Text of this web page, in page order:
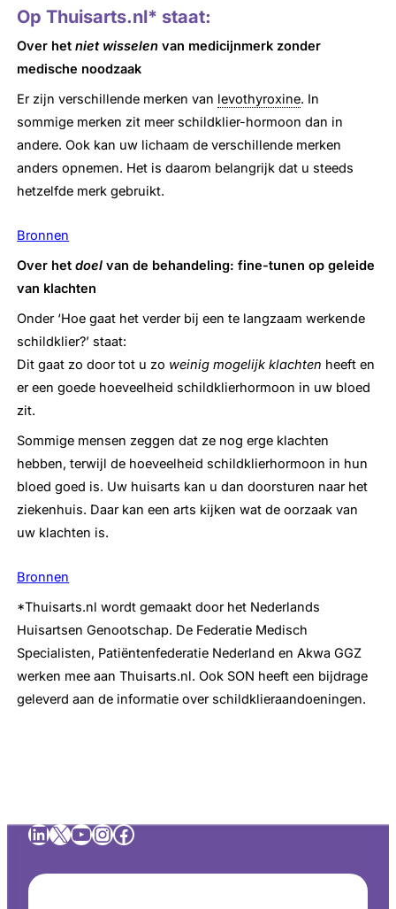
Op Thuisarts.nl* staat:
Over hetniet wisselenvan medicijnmerk zonder
medische noodzaak
Er zijn verschillende merken van levothyroxine. In
sommige merken zit meer schildklier-hormoon dan in
andere. Ook kan uw lichaam de verschillende merken
anders opnemen. Het is daarom belangrijk dat u steeds
hetzelfde merk gebruikt.
Bronnen
Over hetdoel van de behandeling: fine-tunen op geleide
van klachten
Onder ‘Hoe gaat het verder bij een te langzaam werkende
schildklier?’ staat:
Dit gaat zo door tot u zo weinig mogelijk klachten heeft en
er een goede hoeveelheid schildklierhormoon in uw bloed
zit.
Sommige mensen zeggen dat ze nog erge klachten
hebben, terwijl de hoeveelheid schildklierhormoon in hun
bloed goed is. Uw huisarts kan u dan doorsturen naar het
ziekenhuis. Daar kan een arts kijken wat de oorzaak van
uw klachten is.
Bronnen
*Thuisarts.nl wordt gemaakt door het Nederlands
Huisartsen Genootschap. De Federatie Medisch
Specialisten, Patiëntenfederatie Nederland en Akwa GGZ
werken mee aan Thuisarts.nl. Ook SON heeft een bijdrage
geleverd aan de informatie over schildklieraandoeningen.
LinkedIn
X YouTube
Instagram
Facebook